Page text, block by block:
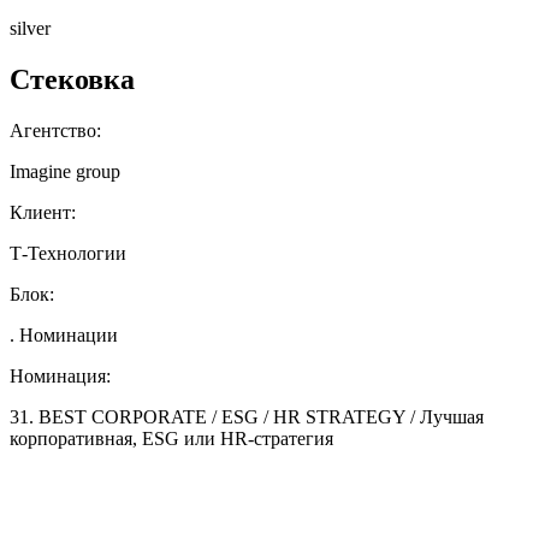
silver
Стековка
Агентство:
Imagine group
Клиент:
Т-Технологии
Блок:
. Номинации
Номинация:
31. BEST CORPORATE / ESG / HR STRATEGY / Лучшая
корпоративная, ESG или HR-стратегия